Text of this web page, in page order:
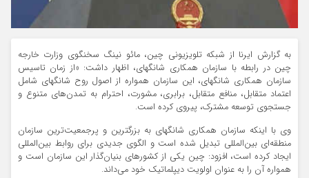
به گزارش ایرنا از شبکه تلویزیونی چین، مائو نینگ سخنگوی وزارت خارجه
چین در رابطه با سازمان همکاری شانگهای، اظهار داشت: «از زمان تاسیس
سازمان همکاری شانگهای، این سازمان همواره از اصول روح شانگهای شامل
اعتماد متقابل، منافع متقابل، برابری، مشورت، احترام به تمدن‌های متنوع و
جستجوی توسعه مشترک، پیروی کرده است.
وی با اینکه سازمان همکاری شانگهای به بزرگترین و پرجمعیت‌ترین سازمان
منطقه‌ای بین‌المللی تبدیل شده است و الگوی جدیدی برای روابط بین‌المللی
ایجاد کرده است، افزود: چین یکی از کشورهای بنیان‌گذار این سازمان است و
همواره آن را به عنوان اولویت دیپلماتیک خود می‌داند.